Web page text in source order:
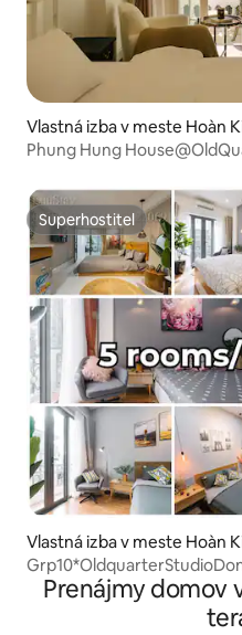
Vlastná izba v meste Hoàn
Phung Hung
Superhostiteľ
Superhostiteľ
Vlastná izba v meste Hoàn
Prenájmy domov